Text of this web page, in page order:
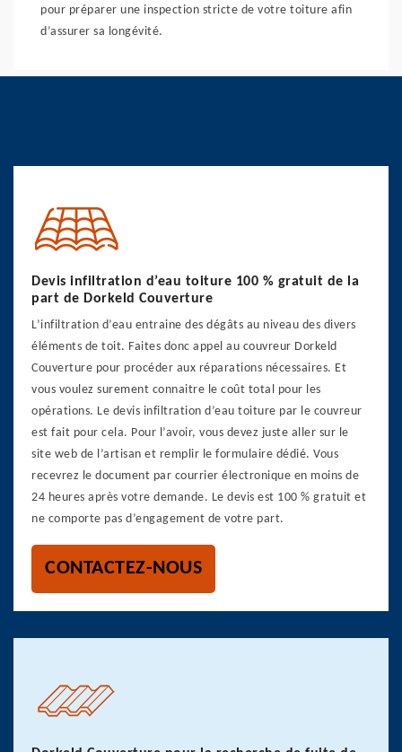
pour préparer une inspection stricte de votre toiture afin
d’assurer sa longévité.
Devis infiltration d’eau toiture 100 % gratuit de la
part de Dorkeld Couverture
L’infiltration d’eau entraine des dégâts au niveau des divers
éléments de toit. Faites donc appel au couvreur Dorkeld
Couverture pour procéder aux réparations nécessaires. Et
vous voulez surement connaitre le coût total pour les
opérations. Le devis infiltration d’eau toiture par le couvreur
est fait pour cela. Pour l’avoir, vous devez juste aller sur le
site web de l’artisan et remplir le formulaire dédié. Vous
recevrez le document par courrier électronique en moins de
24 heures après votre demande. Le devis est 100 % gratuit et
ne comporte pas d’engagement de votre part.
CONTACTEZ-NOUS